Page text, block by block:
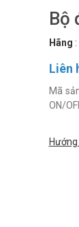
Bộ
Hãng :
Liên
Mã
ON/